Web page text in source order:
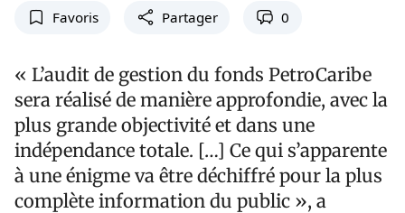
Favoris Partager 0
« L’audit de gestion du fonds PetroCaribe
sera réalisé de manière approfondie, avec la
plus grande objectivité et dans une
indépendance totale. […] Ce qui s’apparente
à une énigme va être déchiffré pour la plus
complète information du public », a